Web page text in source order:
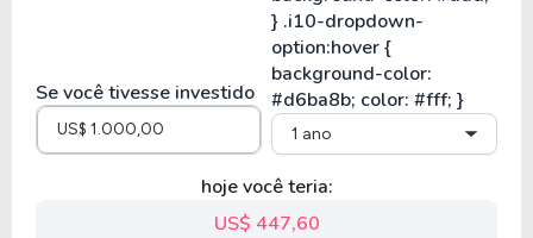
Se você tivesse investido
1 ano
hoje você teria:
US$ 447,60